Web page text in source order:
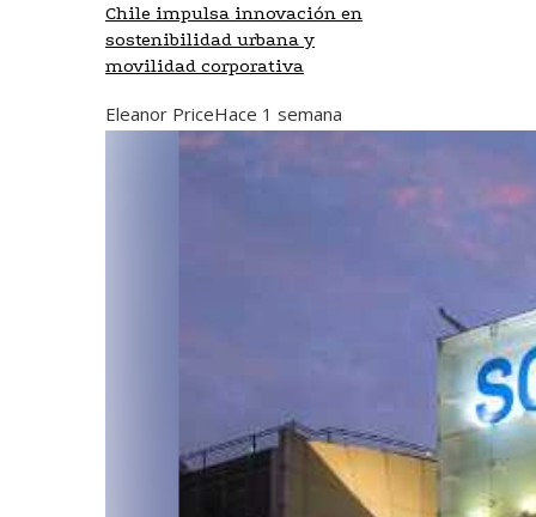
Chile impulsa innovación en
sostenibilidad urbana y
movilidad corporativa
Eleanor PriceHace 1 semana